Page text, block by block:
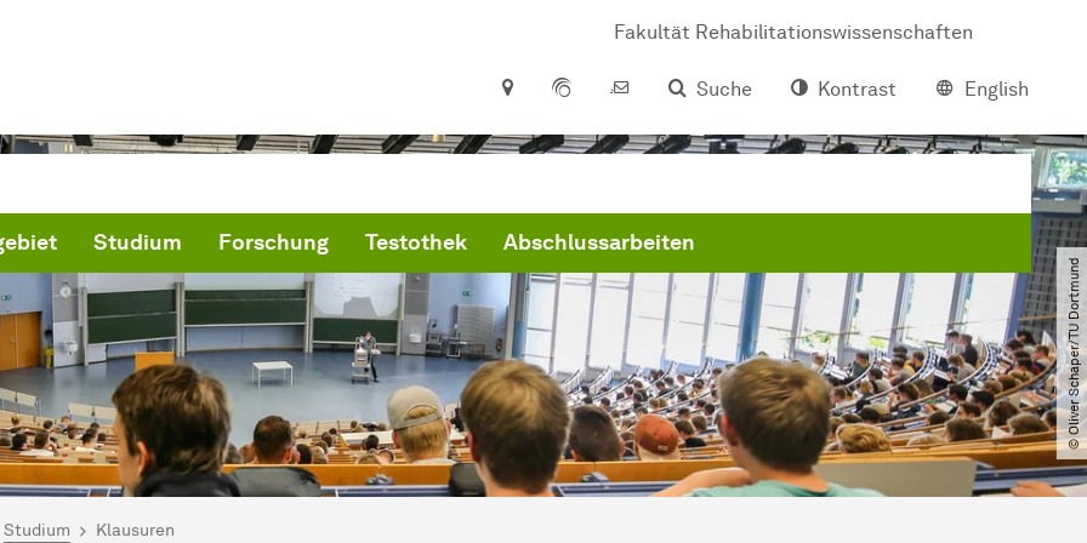
Fakultät Rehabilitationswissenschaften
Suche
Kontrast English
Studium Forschung Testothek Abschlussarbeiten
© Oliver Schaper​/​TU Dortmund
hier:
Studium Klausuren